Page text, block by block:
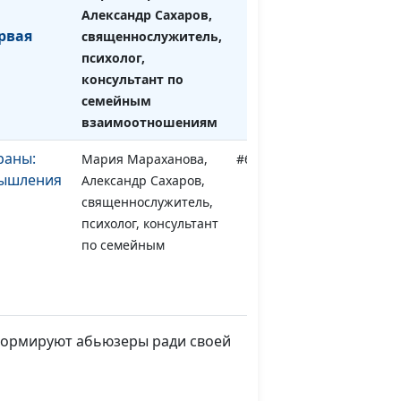
Александр Сахаров,
священнослужитель,
психолог,
консультант по
семейным
взаимоотношениям
Мария Мараханова,
Александр Сахаров,
священнослужитель,
психолог, консультант
по семейным
#650
священнослужитель,
абьюзеры ради своей